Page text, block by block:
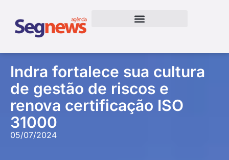
Indra fortalece sua cultura
de gestão de riscos e
renova certificação ISO
31000
05/07/2024